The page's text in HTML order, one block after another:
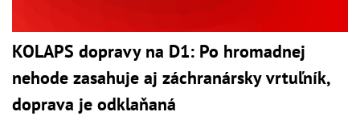
KOLAPS dopravy na D1: Po hromadnej
nehode zasahuje aj záchranársky vrtuľník,
doprava je odklaňaná